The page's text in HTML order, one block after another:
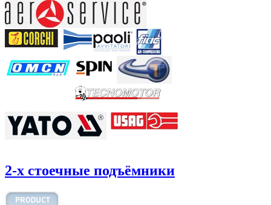
2-х стоечные подъёмники